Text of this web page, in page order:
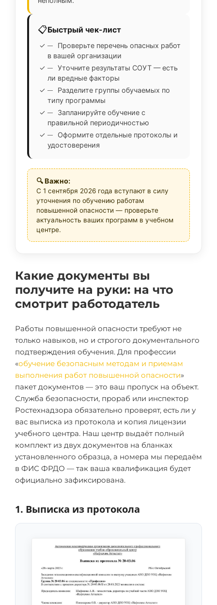
📋Быстрый чек-лист
Проверьте перечень опасных работ
в вашей организации
Уточните результаты СОУТ — есть
ли вредные факторы
Разделите группы обучаемых по
типу программы
Запланируйте обучение с
правильной периодичностью
Оформите отдельные протоколы и
удостоверения
🔍 Важно:
С 1 сентября 2026 года вступают в силу
уточнения по обучению работам
повышенной опасности — проверьте
актуальность ваших программ в учебном
центре.
Какие документы вы
получите на руки: на что
смотрит работодатель
Работы повышенной опасности требуют не
только навыков, но и строгого документального
подтверждения обучения. Для профессии
«обучение безопасным методам и приемам
выполнения работ повышенной опасности»
пакет документов — это ваш пропуск на объект.
Служба безопасности, прораб или инспектор
Ростехнадзора обязательно проверят, есть ли у
вас выписка из протокола и копия лицензии
учебного центра. Наш центр выдаёт полный
комплект из двух документов на бланках
установленного образца, а номера мы передаём
в ФИС ФРДО — так ваша квалификация будет
официально зафиксирована.
1. Выписка из протокола